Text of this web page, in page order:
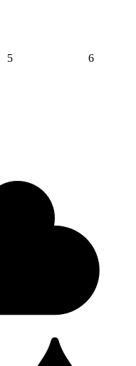
5 6